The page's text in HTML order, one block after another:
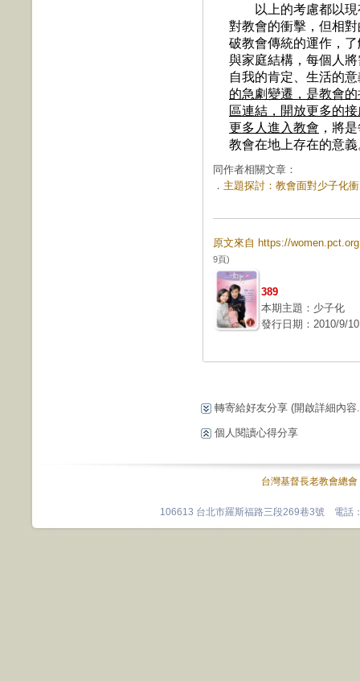
以上的考慮都以現
對教會的衝擊，但相
破教會傳統的運作，
與家庭結構，每個人
自我的肯定、生活的
的急劇變遷，是教會
區連結，開放更多的
更多人進入教會 ，將
教會在地上存在的意義
同作者相關文章：
． 主題探討：教會面對少子化
原文來自 https://
9頁)
389
本期主題：少子化
發行日期：2010/9/10
轉寄給好友分享 (開啟詳細內容
個人閱讀心得分享
台灣基督長老教會總會
106613 台北市羅斯福路三段269巷3號 電